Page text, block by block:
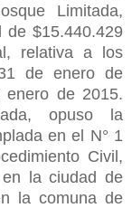
Limitada,
de $15.440.429
relativa a los
de enero de
de 2015.
opuso la
en el N° 1
Civil,
la ciudad de
la comuna de